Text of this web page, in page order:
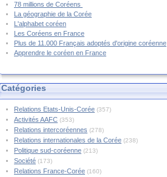
78 millions de Coréens
La géographie de la Corée
L'alphabet coréen
Les Coréens en France
Plus de 11.000 Français adoptés d'origine coréenne
Apprendre le coréen en France
Catégories
Relations Etats-Unis-Corée (357)
Activités AAFC (353)
Relations intercoréennes (278)
Relations internationales de la Corée (238)
Politique sud-coréenne (213)
Société (173)
Relations France-Corée (160)